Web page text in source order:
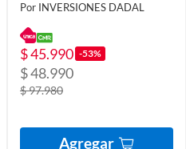
Por INVERSIONES DADAL
$ 45.990 -53%
$ 48.990
$ 97.980
Agregar